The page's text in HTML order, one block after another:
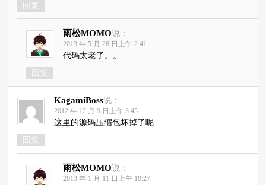
回复
雨松MOMO说：
2013 年 5 月 28 日上午 2:41
代码太老了。。
回复
KagamiBoss说：
2012 年 12 月 9 日上午 3:45
这里的源码压缩包坏掉了呢
回复
雨松MOMO说：
2013 年 1 月 11 日上午 10:27